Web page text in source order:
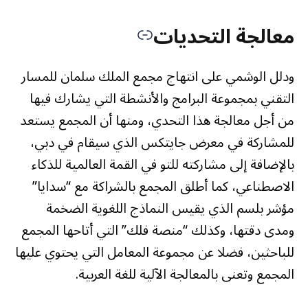
معالجة التحديات
ودلل الوشمي على انتهاج مجمع الملك سلمان للمسار
التقني بمجموعة البرامج والأنشطة التي يشارك فيها
من أجل معالجة هذا التحدي، ومنها أن المجمع يستعد
للمشاركة في معرض جايتكس الذي سيقام في دبي،
بالإضافة إلى مشاركته للتو في القمة العالمية للذكاء
الاصطناعي، كما أطلق المجمع بالشراكة مع “سدايا”
مؤشر بلسم الذي يقيس النماذج اللغوية الضخمة
ومدى دقتها، وكذلك “منصة فلك” التي أتاحها المجمع
للباحثين، فضلا عن مجموعة المعامل التي يحتوي عليها
المجمع وتعنى بالمعالجة الآلية للغة العربية.